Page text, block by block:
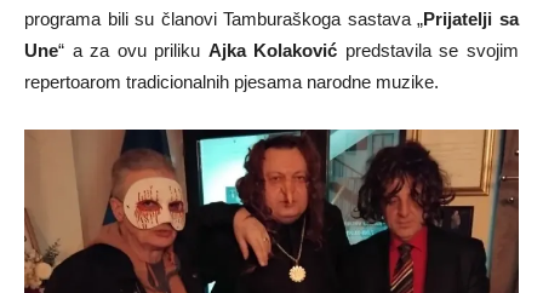
programa bili su članovi Tamburaškoga sastava „Prijatelji sa
Une“ a za ovu priliku Ajka Kolaković predstavila se svojim
repertoarom tradicionalnih pjesama narodne muzike.